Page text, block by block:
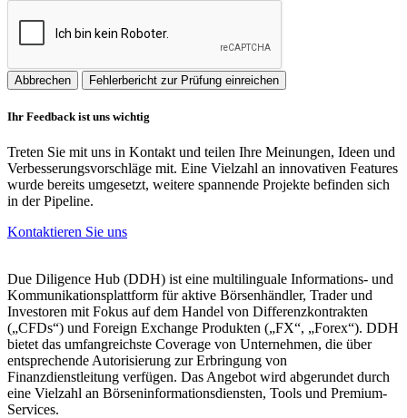
Abbrechen Fehlerbericht zur Prüfung einreichen
Ihr Feedback ist uns wichtig
Treten Sie mit uns in Kontakt und teilen Ihre Meinungen, Ideen und
Verbesserungsvorschläge mit. Eine Vielzahl an innovativen Features
wurde bereits umgesetzt, weitere spannende Projekte befinden sich
in der Pipeline.
Kontaktieren Sie uns
Due Diligence Hub (DDH) ist eine multilinguale Informations- und
Kommunikationsplattform für aktive Börsenhändler, Trader und
Investoren mit Fokus auf dem Handel von Differenzkontrakten
(„CFDs“) und Foreign Exchange Produkten („FX“, „Forex“). DDH
bietet das umfangreichste Coverage von Unternehmen, die über
entsprechende Autorisierung zur Erbringung von
Finanzdienstleitung verfügen. Das Angebot wird abgerundet durch
eine Vielzahl an Börseninformationsdiensten, Tools und Premium-
Services.